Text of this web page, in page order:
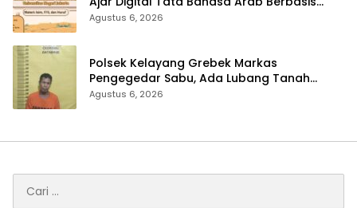
Multimedia Interaktif untuk Mahasiswa
Agustus 6, 2026
Polsek Kelayang Grebek Markas
Pengegedar Sabu, Ada Lubang Tanah
Agustus 6, 2026
untuk: